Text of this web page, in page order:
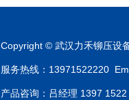
Copyright © 武汉力禾铆压设
服务热线：13971522220
产品咨询：吕经理 1397